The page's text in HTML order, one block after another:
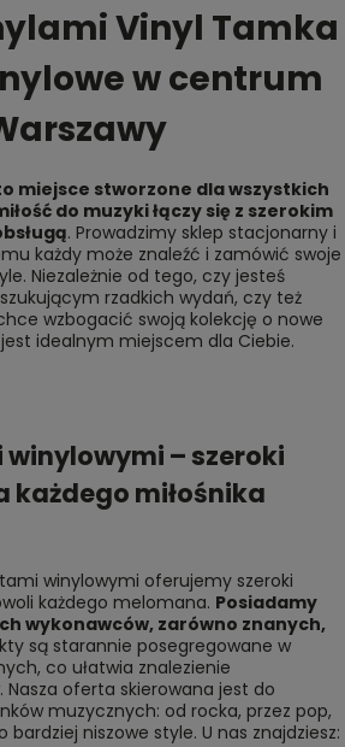
Vinyl Tamka
w centrum
miejsce stworzone dla wszystkich
do muzyki łączy się z szerokim
. Prowadzimy sklep stacjonarny i
każdy może znaleźć i zamówić swoje
Niezależnie od tego, czy jesteś
rzadkich wydań, czy też
wzbogacić swoją kolekcję o nowe
jest idealnym miejscem dla Ciebie.
winylowymi – szeroki
miłośnika
winylowymi oferujemy szeroki
każdego melomana. Posiadamy
wykonawców, zarówno znanych,
są starannie posegregowane w
co ułatwia znalezienie
oferta skierowana jest do
muzycznych: od rocka, przez pop,
bardziej niszowe style. U nas znajdziesz: